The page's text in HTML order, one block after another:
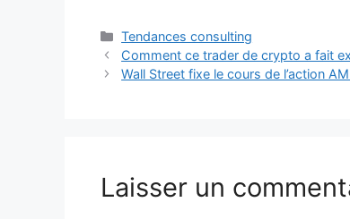
Catégories
Tendances consulting
Comment ce trader de crypto a fait
Wall Street fixe le cours de l’action
Laisser un